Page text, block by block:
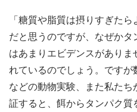
「糖質や脂質は摂りすぎた
だと思うのですが、なぜか
はあまりエビデンスがあり
れているのでしょう。ですが
などの動物実験、また私た
証すると、餌からタンパク